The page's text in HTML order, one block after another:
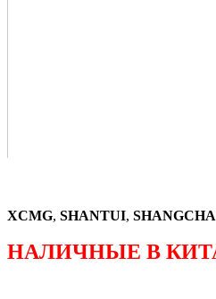
XCMG, SHANTUI,
НАЛИЧНЫЕ В